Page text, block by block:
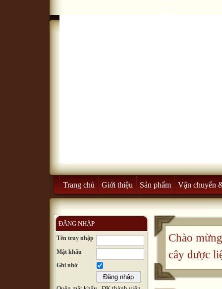
Trang chủ Giới thiệu Sản phẩm Vận chuyển
ĐĂNG NHẬP
Tên truy nhập
Mật khẩu
Ghi nhớ
Chào
cây dược